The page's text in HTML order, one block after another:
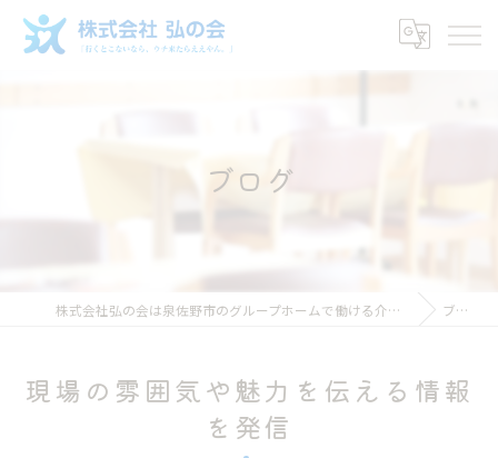
ブログ
株式会社弘の会は泉佐野市のグループホームで働ける介護スタッフ求人 ブログ
現場の雰囲気や魅力を伝える情報
を発信